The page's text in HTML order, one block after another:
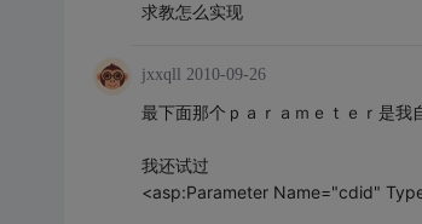
求教怎么实现
jxxqll 2010-09-26
最下面那个ｐａｒａｍｅｔｅｒ是我
我还试过
<asp:Parameter Name="cdid"